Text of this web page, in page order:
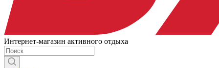
Интернет-магазин активного отдыха